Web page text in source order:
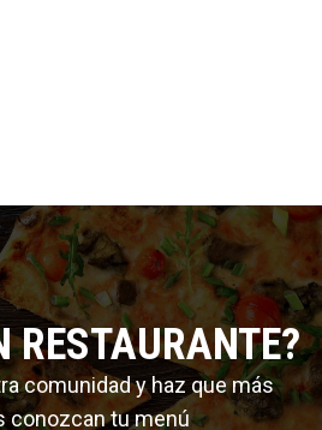
RESTAURANTE?
comunidad y haz que más
conozcan tu menú